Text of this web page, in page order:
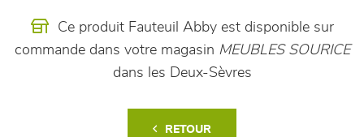
Ce produit Fauteuil Abby est disponible sur
commande dans votre magasin MEUBLES SOURICE
dans les Deux-Sèvres
RETOUR